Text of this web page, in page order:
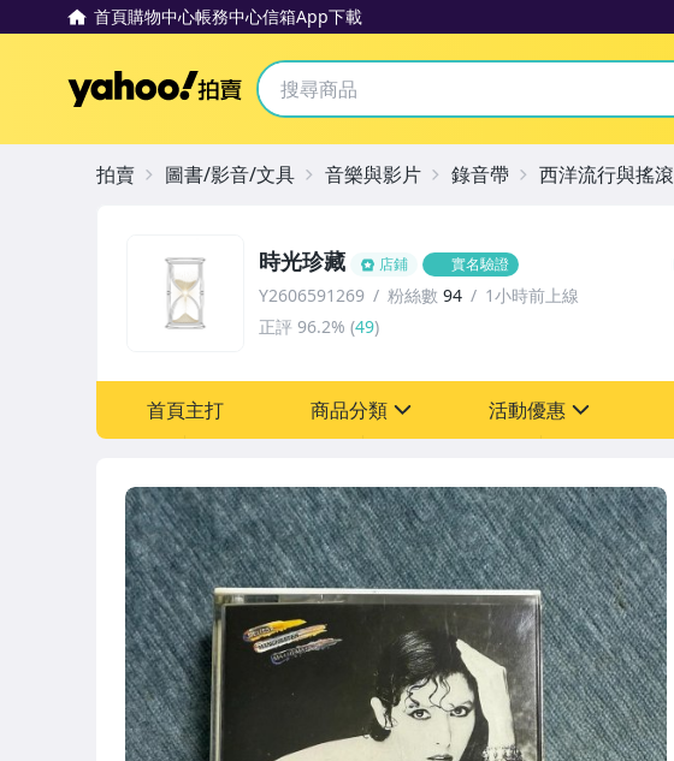
首頁購物中心帳務中心信箱App下載
Yahoo拍賣
時光珍藏 店鋪 實名驗證
Y2606591269 粉絲數 94
1小時前上線
正評 96.2% (49)
首頁主打 商品分類 活動優惠
[全店] 週年慶
拍賣 圖書/影音/文具 音樂與影片 錄音帶 西洋流行與搖滾